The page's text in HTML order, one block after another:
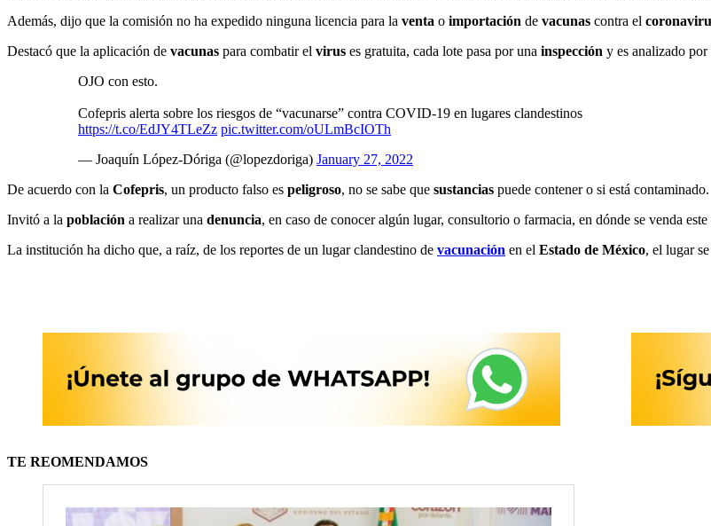
Además, dijo que la comisión no ha expedido ninguna licencia para la venta o importación de vacunas contra el
Destacó que la aplicación de vacunas para combatir el virus es gratuita, cada lote pasa por una inspección y es analizado por
OJO con esto.
Cofepris alerta sobre los riesgos de “vacunarse” contra COVID-19 en lugares clandestinos
https://t.co/EdJY4TLeZz pic.twitter.com/oULmBcIOTh
— Joaquín López-Dóriga (@lopezdoriga) January 27, 2022
De acuerdo con la Cofepris, un producto falso es peligroso, no se sabe que sustancias puede contener o si está contaminado.
Invitó a la población a realizar una denuncia, en caso de conocer algún lugar, consultorio o farmacia, en dónde se venda
La institución ha dicho que, a raíz, de los reportes de un lugar clandestino de vacunación en el Estado de México, el lugar
TE REOMENDAMOS